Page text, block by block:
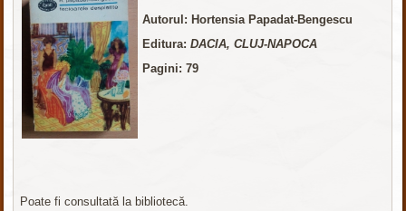
Autorul: Hortensia Papadat-Bengescu
Editura:DACIA, CLUJ-NAPOCA
Pagini: 79
Poate fi consultată la bibliotecă.